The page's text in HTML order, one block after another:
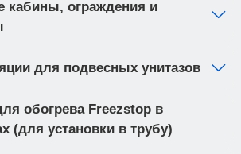
кабины, ограждения и
для подвесных унитазов
обогрева Freezstop в
(для установки в трубу)